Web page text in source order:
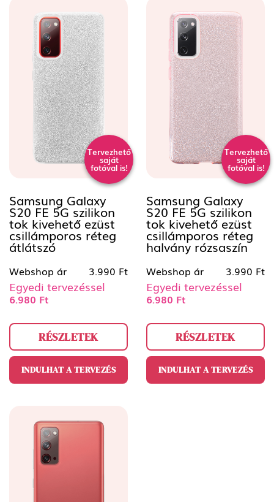
Tervezhető
saját
fotóval is!
Samsung Galaxy
S20 FE 5G szilikon
tok kivehető ezüst
csillámporos réteg
átlátszó
Webshop ár 3.990 Ft
Egyedi tervezéssel
6.980 Ft
RÉSZLETEK
INDULHAT A TERVEZÉS
Tervezhető
saját
fotóval is!
Samsung Galaxy
S20 FE 5G szilikon
tok kivehető ezüst
csillámporos réteg
halvány rózsaszín
Webshop ár 3.990 Ft
Egyedi tervezéssel
6.980 Ft
RÉSZLETEK
INDULHAT A TERVEZÉS